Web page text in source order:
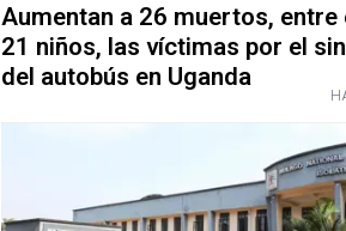
Aumentan a 26 muertos, entre
21 niños, las víctimas por el
del autobús en Uganda